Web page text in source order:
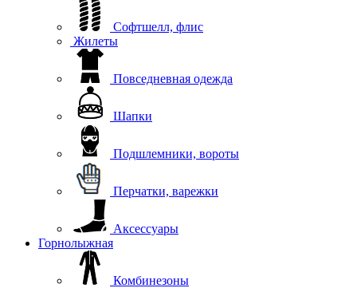
Софтшелл, флис
Жилеты
Повседневная одежда
Шапки
Подшлемники, вороты
Перчатки, варежки
Аксессуары
Горнолыжная
Комбинезоны